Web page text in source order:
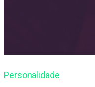
Personalidade